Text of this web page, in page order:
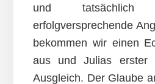
und
erfolgversprechende
bekommen wir einen
aus und Julias erster
Ausgleich. Der Glaube